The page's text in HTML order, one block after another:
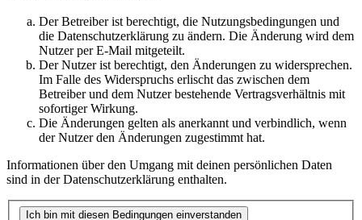
Der Betreiber ist berechtigt, die Nutzungsbedingungen und
die Datenschutzerklärung zu ändern. Die Änderung wird dem
Nutzer per E-Mail mitgeteilt.
Der Nutzer ist berechtigt, den Änderungen zu widersprechen.
Im Falle des Widerspruchs erlischt das zwischen dem
Betreiber und dem Nutzer bestehende Vertragsverhältnis mit
sofortiger Wirkung.
Die Änderungen gelten als anerkannt und verbindlich, wenn
der Nutzer den Änderungen zugestimmt hat.
Informationen über den Umgang mit deinen persönlichen Daten
sind in der Datenschutzerklärung enthalten.